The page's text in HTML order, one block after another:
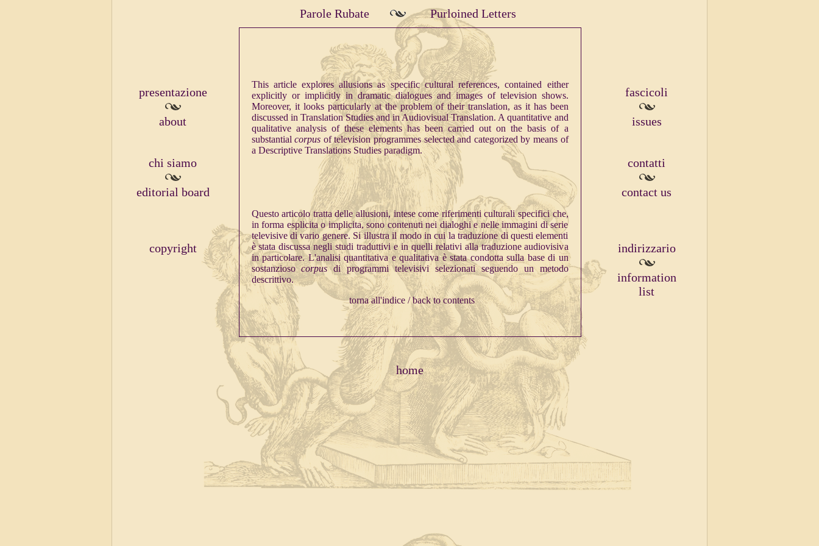
Parole Rubate Purloined Letters
presentazione
about
chi siamo
editorial board
copyright
This article explores allusions as specific cultural references, contained either
explicitly or implicitly in dramatic dialogues and images of television shows.
Moreover, it looks particularly at the problem of their translation, as it has been
discussed in Translation Studies and in Audiovisual Translation. A quantitative and
qualitative analysis of these elements has been carried out on the basis of a
substantialcorpus of television programmes selected and categorized by means of
a Descriptive Translations Studies paradigm.
Questo articolo tratta delle allusioni, intese come riferimenti culturali specifici che,
in forma esplicita o implicita, sono contenuti nei dialoghi e nelle immagini di serie
televisive di vario genere. Si illustra il modo in cui la traduzione di questi elementi
è stata discussa negli studi traduttivi e in quelli relativi alla traduzione audiovisiva
in particolare. L'analisi quantitativa e qualitativa è stata condotta sulla base di un
sostanziosocorpusdi programmi televisivi selezionati seguendo un metodo
descrittivo.
torna all'indice / back to contents
fascicoli
issues
contatti
contact us
indirizzario
information
list
home